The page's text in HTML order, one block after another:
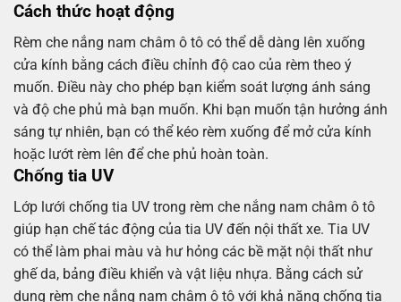
Cách thức hoạt động
Rèm che nắng nam châm ô tô có thể dễ dàng lên xuống
cửa kính bằng cách điều chỉnh độ cao của rèm theo ý
muốn. Điều này cho phép bạn kiểm soát lượng ánh sáng
và độ che phủ mà bạn muốn. Khi bạn muốn tận hưởng ánh
sáng tự nhiên, bạn có thể kéo rèm xuống để mở cửa kính
hoặc lướt rèm lên để che phủ hoàn toàn.
Chống tia UV
Lớp lưới chống tia UV trong rèm che nắng nam châm ô tô
giúp hạn chế tác động của tia UV đến nội thất xe. Tia UV
có thể làm phai màu và hư hỏng các bề mặt nội thất như
ghế da, bảng điều khiển và vật liệu nhựa. Bằng cách sử
dụng rèm che nắng nam châm ô tô với khả năng chống tia